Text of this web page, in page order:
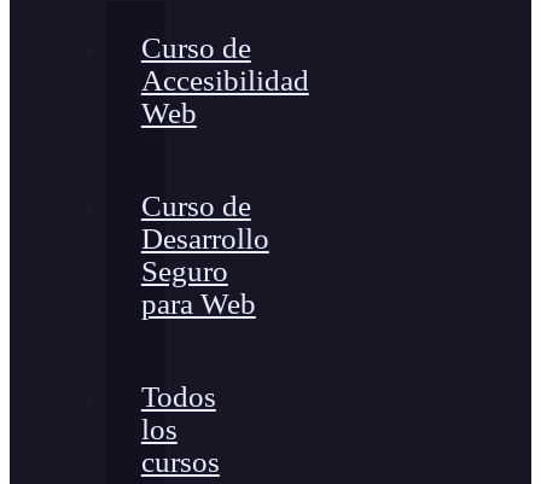
Curso de
Accesibilidad
Web
Curso de
Desarrollo
Seguro
para Web
Todos
los
cursos